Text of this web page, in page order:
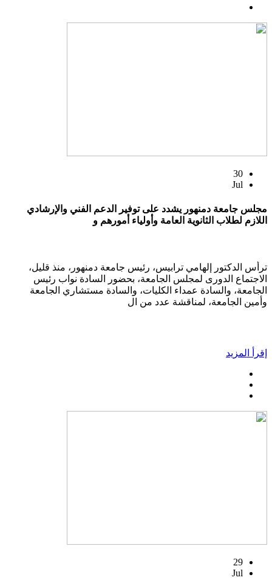
30
Jul
مجلس جامعة دمنهور يشدد على توفير الدعم الفني والإرشادي
اللازم لطلاب الثانوية العامة وأولياء أمورهم و
ترأس الدكتور إلهامي ترابيس، رئيس جامعة دمنهور، منذ قليل،
الاجتماع الدورى لمجلس الجامعة، بحضور السادة نواب رئيس
الجامعة، والسادة عمداء الكليات، والسادة مستشاري الجامعة
وأمين الجامعة، لمناقشة عدد من ال
إقرأ المزيد
29
Jul